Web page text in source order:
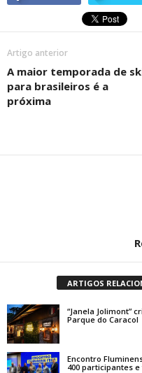
Artigo anterior
A maior temporada de
para brasileiros é a
próxima
ARTIGOS
“Janela Jolimont”
Parque do Caracol
Encontro
400 participantes